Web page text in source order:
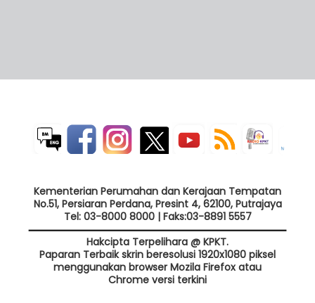
Kementerian Perumahan dan Kerajaan Tempatan
No.51, Persiaran Perdana, Presint 4, 62100, Putrajaya
Tel: 03-8000 8000 | Faks:03-8891 5557
Hakcipta Terpelihara @ KPKT.
Paparan Terbaik skrin beresolusi 1920x1080 piksel
menggunakan browser Mozila Firefox atau
Chrome versi terkini